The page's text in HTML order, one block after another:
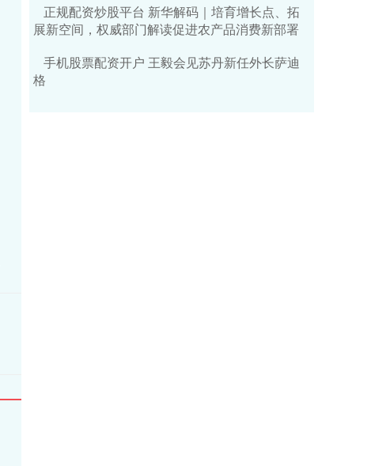
正规配资炒股平台 新华解码｜培育增长点、拓
展新空间，权威部门解读促进农产品消费新部署
手机股票配资开户 王毅会见苏丹新任外长萨迪
格